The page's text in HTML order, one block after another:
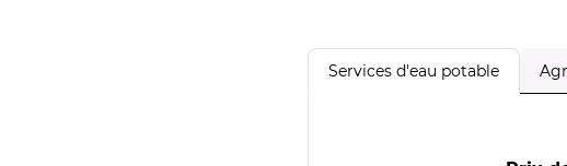
Services d'eau potable